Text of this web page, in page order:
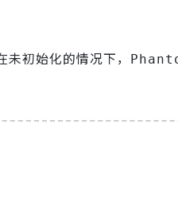
初始化的情况下，